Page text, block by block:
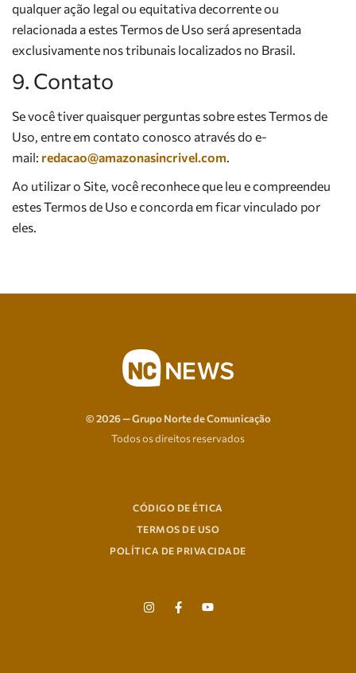
qualquer ação legal ou equitativa decorrente ou
relacionada a estes Termos de Uso será apresentada
exclusivamente nos tribunais localizados no Brasil.
9. Contato
Se você tiver quaisquer perguntas sobre estes Termos de
Uso, entre em contato conosco através do e-
mail: redacao@amazonasincrivel.com.
Ao utilizar o Site, você reconhece que leu e compreendeu
estes Termos de Uso e concorda em ficar vinculado por
eles.
© 2026 — Grupo Norte de Comunicação
Todos os direitos reservados
CÓDIGO DE ÉTICA
TERMOS DE USO
POLÍTICA DE PRIVACIDADE